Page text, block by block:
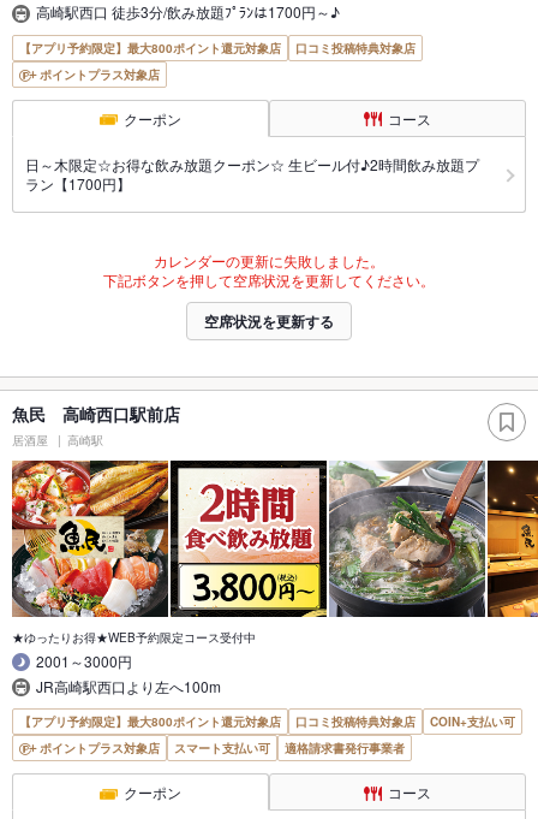
高崎駅西口 徒歩3分/飲み放題ﾌﾟﾗﾝは1700円～♪
【アプリ予約限定】最大800ポイント還元対象店
口コミ投稿特典対象店
ポイントプラス対象店
クーポン コース
日～木限定☆お得な飲み放題クーポン☆ 生ビール付♪2時間飲み放題プ
ラン【1700円】
カレンダーの更新に失敗しました。
下記ボタンを押して空席状況を更新してください。
空席状況を更新する
魚民 高崎西口駅前店
居酒屋 高崎駅
★ゆったりお得★WEB予約限定コース受付中
2001～3000円
JR高崎駅西口より左へ100m
【アプリ予約限定】最大800ポイント還元対象店 口コミ投稿特典対象店
COIN+支払い可
ポイントプラス対象店
スマート支払い可 適格請求書発行事業者
クーポン コース